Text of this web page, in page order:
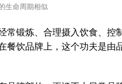
生命周期相似
常锻炼、合理摄入饮食、控
餐饮品牌上，这个功夫是由